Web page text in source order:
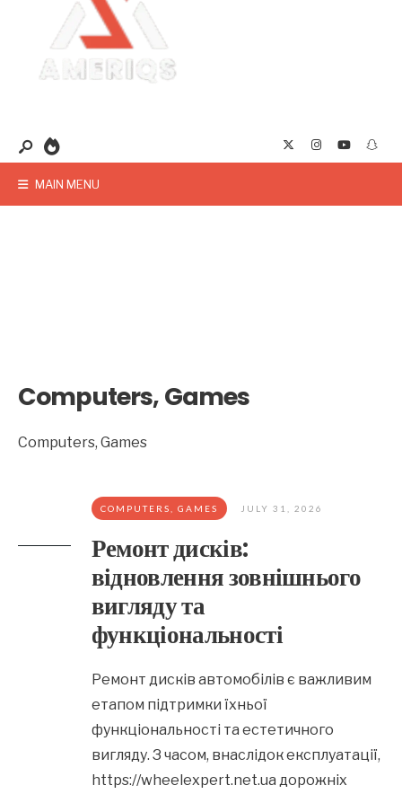
MAIN MENU
Computers, Games
Computers, Games
COMPUTERS, GAMES JULY 31, 2026
Ремонт дисків:
відновлення зовнішнього
вигляду та
функціональності
Ремонт дисків автомобілів є важливим
етапом підтримки їхньої
функціональності та естетичного
вигляду. З часом, внаслідок експлуатації,
https://wheelexpert.net.ua дорожніх